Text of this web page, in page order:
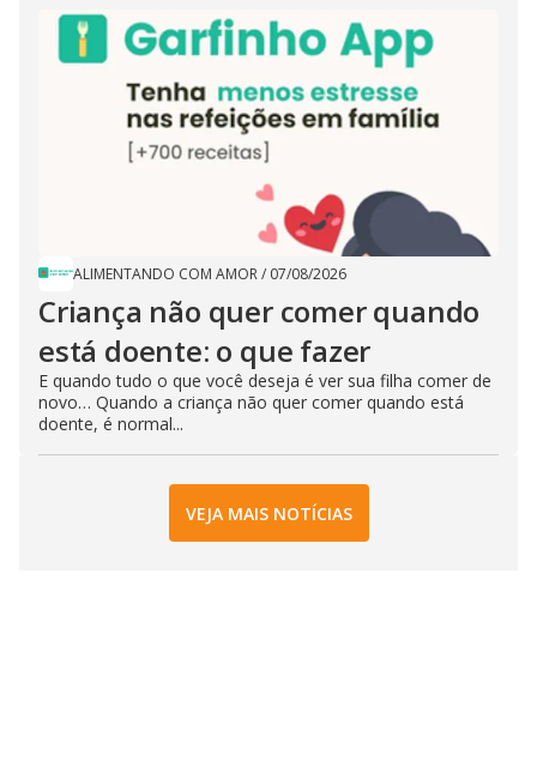
ALIMENTANDO COM AMOR/ 07/08/2026
Criança não quer comer quando
está doente: o que fazer
E quando tudo o que você deseja é ver sua filha comer de
novo… Quando a criança não quer comer quando está
doente, é normal...
VEJA MAIS NOTÍCIAS